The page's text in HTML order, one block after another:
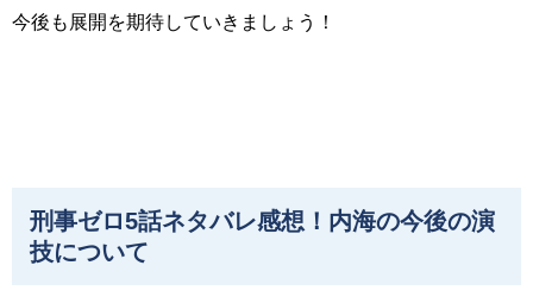
今後も展開を期待していきましょう！
刑事ゼロ5話ネタバレ感想！内海の今後の演
技について